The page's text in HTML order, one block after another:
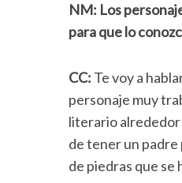
NM: Los
para que lo
CC: Te voy a
personaje muy
literario alrededor
de tener un padre
de piedras que se